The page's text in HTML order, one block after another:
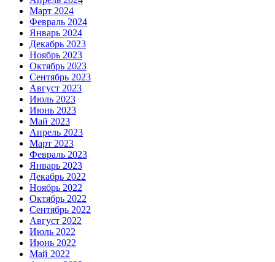
Март 2024
Февраль 2024
Январь 2024
Декабрь 2023
Ноябрь 2023
Октябрь 2023
Сентябрь 2023
Август 2023
Июль 2023
Июнь 2023
Май 2023
Апрель 2023
Март 2023
Февраль 2023
Январь 2023
Декабрь 2022
Ноябрь 2022
Октябрь 2022
Сентябрь 2022
Август 2022
Июль 2022
Июнь 2022
Май 2022